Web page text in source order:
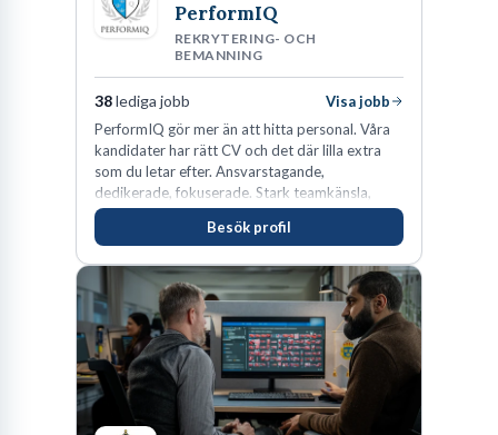
PerformIQ
REKRYTERING- OCH
BEMANNING
38lediga jobb
Visa jobb
PerformIQ gör mer än att hitta personal. Våra
kandidater har rätt CV och det där lilla extra
som du letar efter. Ansvarstagande,
dedikerade, fokuserade. Stark teamkänsla,
vinnarinstinkt och hälsomedvetna. Vi kallar det
för idrottens egenskaper.
Besök profil